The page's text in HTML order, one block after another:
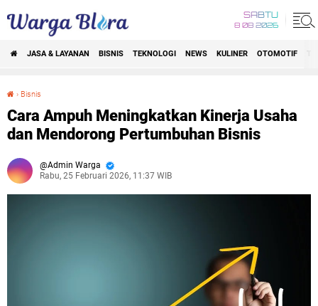
SABTU
8 08 2026
JASA & LAYANAN BISNIS TEKNOLOGI NEWS KULINER OTOMOTIF
› Bisnis
Cara Ampuh Meningkatkan Kinerja Usaha
dan Mendorong Pertumbuhan Bisnis
Admin Warga
Rabu, 25 Februari 2026, 11:37 WIB